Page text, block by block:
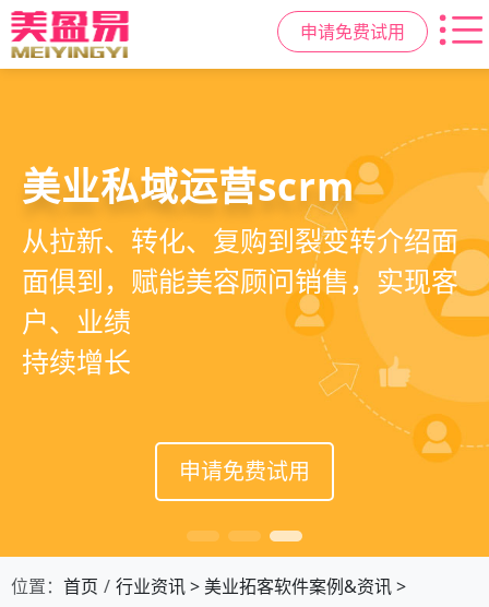
申请免费试用
美业拓客，就用美盈易
美业全域引流获客+私域运营增长方
案，一站式解决美业门店拓、留、
锁、升难题
申请免费试用
美容院拓客方案
6套美业拓客营销方案组合，200套微
信拓客模板，帮助美业商家快速引流
裂变获客，低成本实现客源指数级增
长
申请免费试用
美业私域运营scrm
从拉新、转化、复购到裂变转介绍面
面俱到，赋能美容顾问销售，实现客
户、业绩
持续增长
申请免费试用
位置： 首页 行业资讯>美业拓客软件案例&资讯>